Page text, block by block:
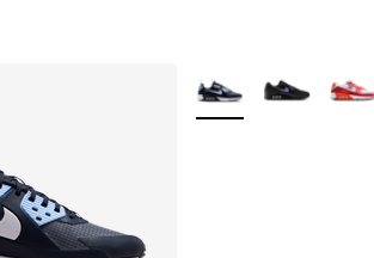
Meer kleuren